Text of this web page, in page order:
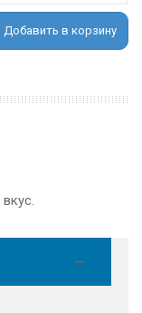
Добавить в корзину